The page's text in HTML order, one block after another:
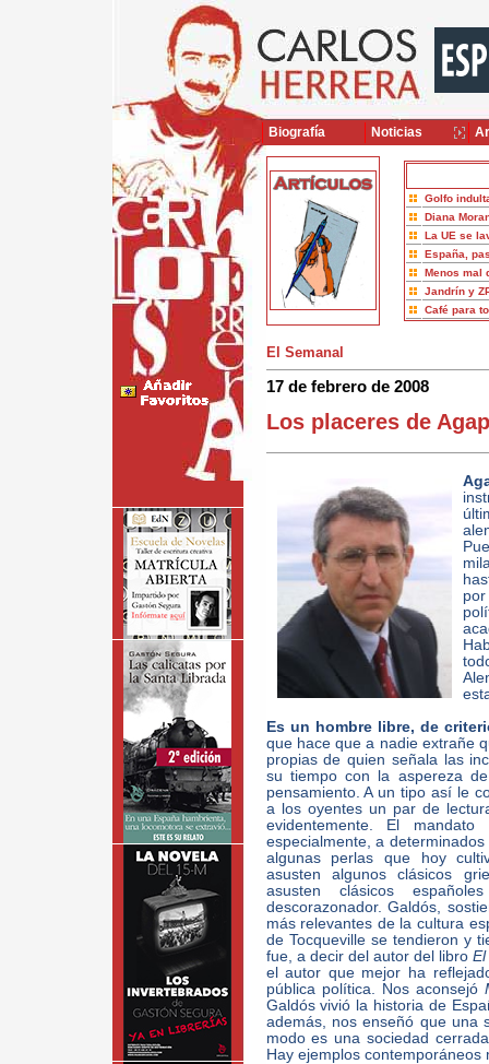
Golfo
Diana
La UE se
España,
Menos mal
Jandrín y
Café para
El Semanal
17 de febrero de 2008
Los placeres de
Es un hombre libre, de
que hace que a nadie extrañe
propias de quien señala las
su tiempo con la aspereza
pensamiento. A un tipo así le
a los oyentes un par de
evidentemente. El
especialmente, a
algunas perlas que hoy
asusten algunos clásicos
asusten clásicos
descorazonador. Galdós,
más relevantes de la cultura
de Tocqueville se tendieron y
fue, a decir del autor del libro
el autor que mejor ha
pública política. Nos aconsejó
Galdós vivió la historia de
además, nos enseñó que una
modo es una sociedad
Hay ejemplos
Biografía Noticias